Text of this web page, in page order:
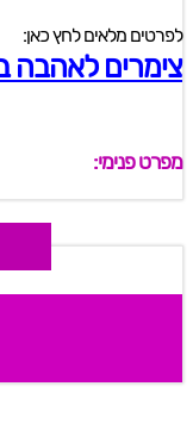
לפרטים מלאים לחץ כאן:
צימרים לאהבה
מפרט פנימי: